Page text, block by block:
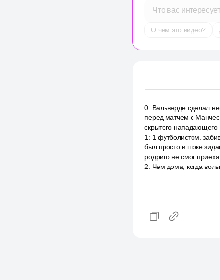
Что вас
О чем это видео?
0: Вальверде сделал
перед матчем с
скрытого нападающего
1 : 1 футболистом,
был просто в шоке
родриго не смог
2: Чем дома, когда